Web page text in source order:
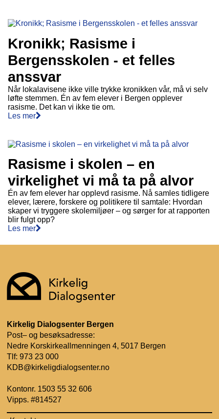
Kronikk; Rasisme i
Bergensskolen - et felles
anssvar
Når lokalavisene ikke ville trykke kronikken vår, må vi selv
løfte stemmen. Én av fem elever i Bergen opplever
rasisme. Det kan vi ikke tie om.
Les mer
Rasisme i skolen – en
virkelighet vi må ta på alvor
Én av fem elever har opplevd rasisme. Nå samles tidligere
elever, lærere, forskere og politikere til samtale: Hvordan
skaper vi tryggere skolemiljøer – og sørger for at rapporten
blir fulgt opp?
Les mer
Kirkelig Dialogsenter Bergen
Post– og besøksadresse:
Nedre Korskirkeallmenningen 4, 5017 Bergen
Tlf: 973 23 000
KDB@kirkeligdialogsenter.no
Kontonr. 1503 55 32 606
Vipps. #814527